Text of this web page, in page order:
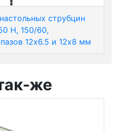
струбцин
Н, 150/60,
12x6.5 и 12x8 мм
же